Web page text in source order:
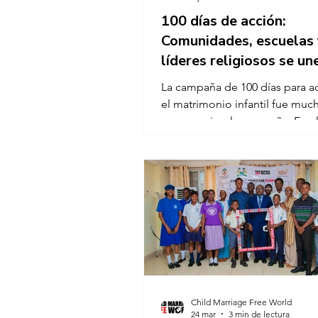
100 días de acción:
Comunidades, escuelas
líderes religiosos se
contra el matrimonio
La campaña de 100 días para
el matrimonio infantil fue
que una simple campaña. Fue
países, culturas y sociedades,
unirse por un objetivo
mundo libre de matrimonio
campaña comenzó en
2025 y concluyó el 8 de marzo
coincidiendo con el Día
la Mujer. Con un millón de
Child Marriage Free World
24 mar
3 min de lectura